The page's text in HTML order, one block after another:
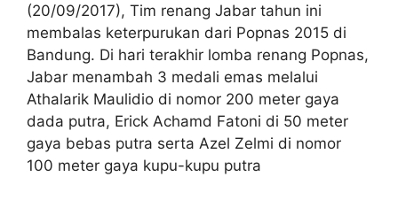
(20/09/2017), Tim renang Jabar tahun ini
membalas keterpurukan dari Popnas 2015 di
Bandung. Di hari terakhir lomba renang Popnas,
Jabar menambah 3 medali emas melalui
Athalarik Maulidio di nomor 200 meter gaya
dada putra, Erick Achamd Fatoni di 50 meter
gaya bebas putra serta Azel Zelmi di nomor
100 meter gaya kupu-kupu putra